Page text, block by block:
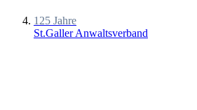
125 Jahre
St.Galler Anwaltsverband